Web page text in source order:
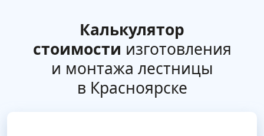
Калькулятор
стоимости изготовления
и монтажа лестницы
в Красноярске